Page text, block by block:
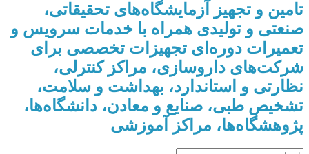
تامین و تجهیز آزمایشگاه‌های تحقیقاتی،
صنعتی و تولیدی همراه با خدمات سرویس و
تعمیرات دوره‌ای تجهیزات تخصصی برای
شرکت‌های داروسازی، مراکز کنترلی،
نظارتی و استاندارد، بهداشت و سلامت،
تشخیص طبی، صنایع و معادن، دانشگاه‌ها،
پژوهشگاه‌ها، مراکز آموزشی